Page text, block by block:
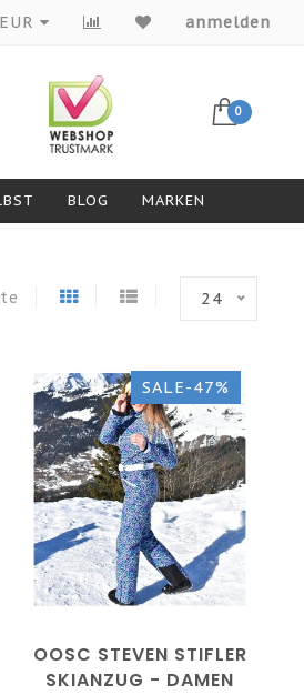
von Top-Marken
EUR anmelden
0
BLOG MARKEN
24
SALE-47%
OOSC STEVEN STIFLER
SKIANZUG - DAMEN